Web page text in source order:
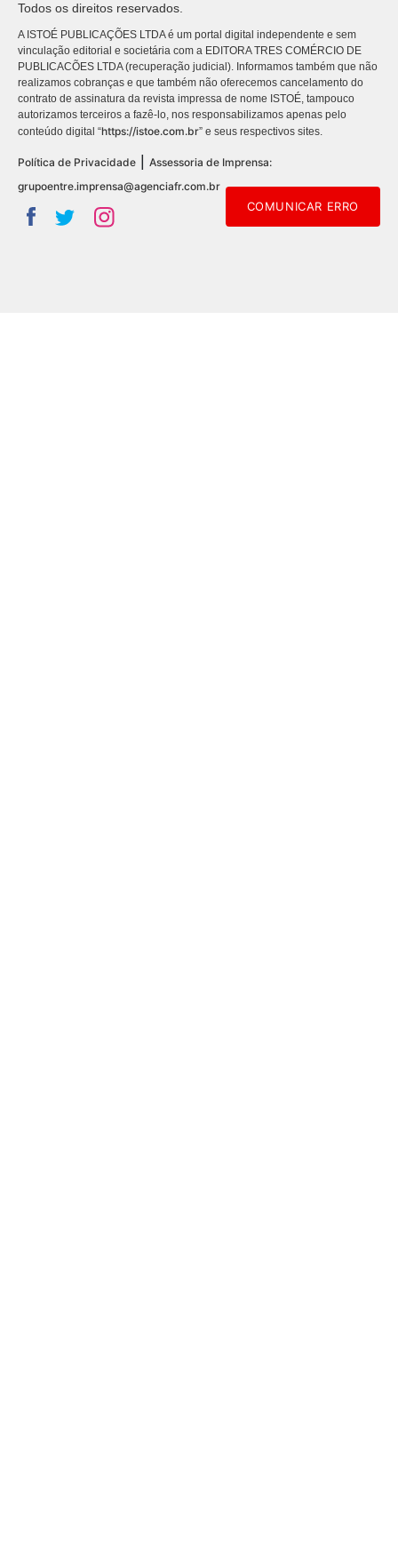
Todos os direitos reservados.
A ISTOÉ PUBLICAÇÕES LTDA é um portal digital independente e sem
vinculação editorial e societária com a EDITORA TRES COMÉRCIO DE
PUBLICACÕES LTDA (recuperação judicial). Informamos também que não
realizamos cobranças e que também não oferecemos cancelamento do
contrato de assinatura da revista impressa de nome ISTOÉ, tampouco
autorizamos terceiros a fazê-lo, nos responsabilizamos apenas pelo
conteúdo digital “https://istoe.com.br” e seus respectivos sites.
Política de Privacidade
Assessoria de Imprensa:
grupoentre.imprensa@agenciafr.com.br
COMUNICAR ERRO